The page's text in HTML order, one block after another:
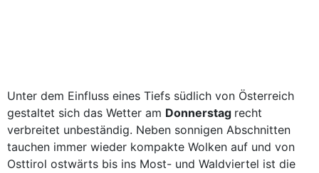
Unter dem Einfluss eines Tiefs südlich von Österreich
gestaltet sich das Wetter am Donnerstag recht
verbreitet unbeständig. Neben sonnigen Abschnitten
tauchen immer wieder kompakte Wolken auf und von
Osttirol ostwärts bis ins Most- und Waldviertel ist die